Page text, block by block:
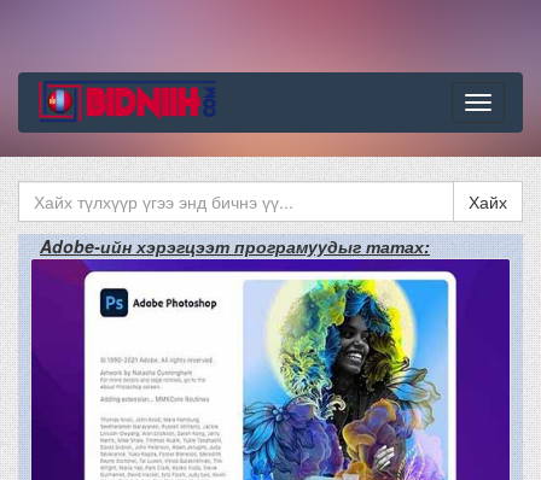
Цэс
Хайх
Adobe-ийн хэрэгцээт програмуудыг татах: